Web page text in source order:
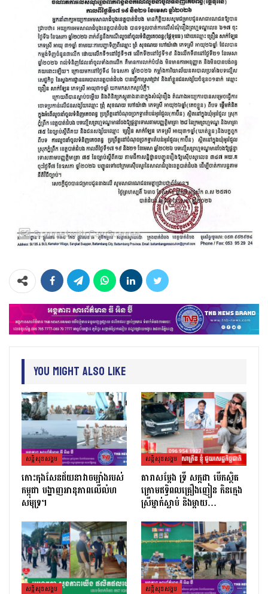
You Might Also Like
សន្តិសុខសង្គម
កោះកុងសែនជ័យនាវាចម្បាំងរបស់
កម្ពុជា បង្ហាញអានុភាពលើលំហ
សមុទ្រ។
សន្តិសុខសង្គម
តារាសម្ដែង ទ្រី សក្កដា បើកស្ថិត
ក្រោមឥទ្ធិពលគ្រឿងញៀន កិនក្មេង
ស្រីម្នាក់ស្លាប់ និងម្ដាយ…
សន្តិសុខសង្គម សន្តិសុខសង្គម